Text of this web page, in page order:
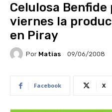
Celulosa Benfide
viernes la
en Piray
Por Matias 09/06/2008
Facebook X